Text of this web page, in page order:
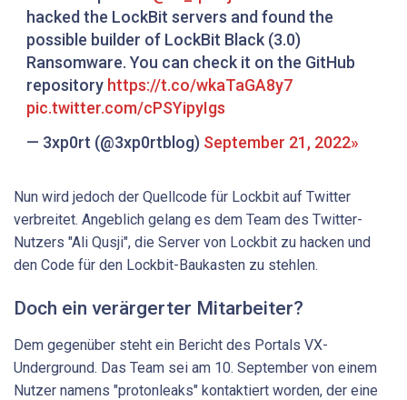
hacked the LockBit servers and found the
possible builder of LockBit Black (3.0)
Ransomware. You can check it on the GitHub
repository https://t.co/wkaTaGA8y7
pic.twitter.com/cPSYipyIgs
— 3xp0rt (@3xp0rtblog) September 21, 2022
Nun wird jedoch der Quellcode für Lockbit auf Twitter
verbreitet. Angeblich gelang es dem Team des Twitter-
Nutzers "Ali Qusji", die Server von Lockbit zu hacken und
den Code für den Lockbit-Baukasten zu stehlen.
Doch ein verärgerter Mitarbeiter?
Dem gegenüber steht ein Bericht des Portals VX-
Underground. Das Team sei am 10. September von einem
Nutzer namens "protonleaks" kontaktiert worden, der eine